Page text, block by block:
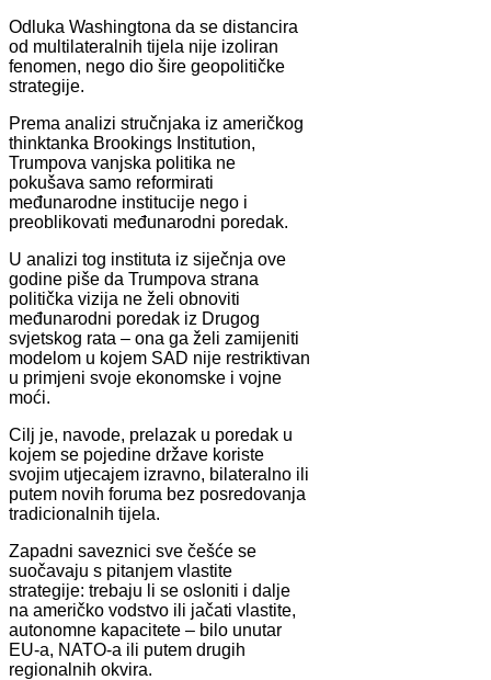
Odluka Washingtona da se distancira
od multilateralnih tijela nije izoliran
fenomen, nego dio šire geopolitičke
strategije.
Prema analizi stručnjaka iz američkog
thinktanka Brookings Institution,
Trumpova vanjska politika ne
pokušava samo reformirati
međunarodne institucije nego i
preoblikovati međunarodni poredak.
U analizi tog instituta iz siječnja ove
godine piše da Trumpova strana
politička vizija ne želi obnoviti
međunarodni poredak iz Drugog
svjetskog rata – ona ga želi zamijeniti
modelom u kojem SAD nije restriktivan
u primjeni svoje ekonomske i vojne
moći.
Cilj je, navode, prelazak u poredak u
kojem se pojedine države koriste
svojim utjecajem izravno, bilateralno ili
putem novih foruma bez posredovanja
tradicionalnih tijela.
Zapadni saveznici sve češće se
suočavaju s pitanjem vlastite
strategije: trebaju li se osloniti i dalje
na američko vodstvo ili jačati vlastite,
autonomne kapacitete – bilo unutar
EU-a, NATO-a ili putem drugih
regionalnih okvira.